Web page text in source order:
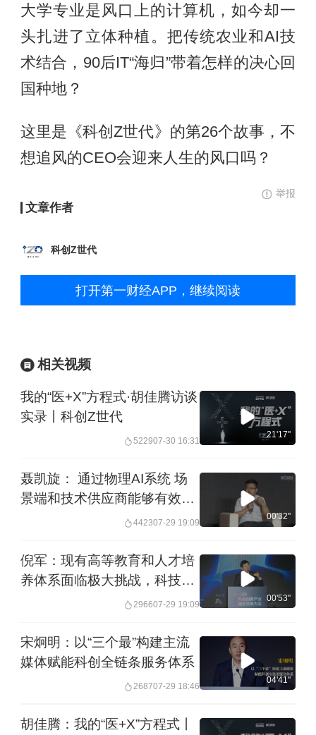
大学专业是风口上的计算机，如今却一
头扎进了立体种植。把传统农业和AI技
术结合，90后IT“海归”带着怎样的决心回
国种地？
这里是《科创Z世代》的第26个故事，不
想追风的CEO会迎来人生的风口吗？
举报
文章作者
科创Z世代
打开第一财经APP，继续阅读
相关视频
我的“医+X”方程式·胡佳腾访谈
实录丨科创Z世代
522907-30 16:31
21'17''
聂凯旋： 通过物理AI系统 场
景端和技术供应商能够有效完
442307-29 19:09
00'32''
倪军：现有高等教育和人才培
养体系面临极大挑战，科技创
296607-29 19:09
00'53''
宋炯明：以“三个最”构建主流
媒体赋能科创全链条服务体系
268707-29 18:46
04'41''
胡佳腾：我的“医+X”方程式丨